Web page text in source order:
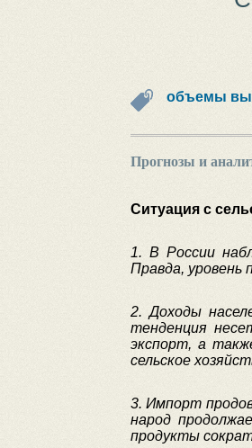
объемы
Прогнозы и
Ситуация с
1. В России
Правда, уровень
2. Доходы
тенденция
экспорт, а
сельское
3. Импорт
народ
продукты